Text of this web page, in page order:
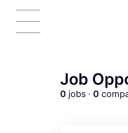
Job
0 jobs · 0